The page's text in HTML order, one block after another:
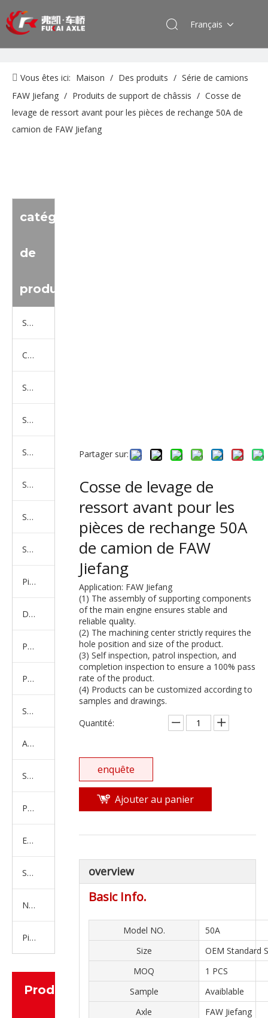
Français
Vous êtes ici: Maison / Des produits / Série de camions
FAW Jiefang / Produits de support de châssis / Cosse de
levage de ressort avant pour les pièces de rechange 50A de
camion de FAW Jiefang
catégorie
de
produit
Série de camions Sinotruk
Camion Shacman Série
Série de camions SAIC-lveco Hongyan
Série de camions Foton Auman
Série de camions FAW Jiefang
Série de camions Dongfeng
Série de camions North Benz Beiben
Série de camions américains, européens et japonais
Pièces de rechange de machines d'ingénierie de camion minier
D'autres séries de camions
Produits d'essieux
Produits de support de châssis
Série de suspension équilibrée
Amortisseur Série
Système de direction
Produits en caoutchouc
Embrayage Série
Série de bras de réglage
Nouvelles pièces de camion d'énergie
Pièces de moteur
Produits
Partager sur:
Cosse de levage de
ressort avant pour les
pièces de rechange 50A
de camion de FAW
Jiefang
Application: FAW Jiefang
(1) The assembly of supporting components
of the main engine ensures stable and
reliable quality.
(2) The machining center strictly requires the
hole position and size of the product.
(3) Self inspection, patrol inspection, and
completion inspection to ensure a 100% pass
rate of the product.
(4) Products can be customized according to
samples and drawings.
Quantité:
enquête
Ajouter au panier
overview
Basic Info.
Model NO.
50A
Size
OEM Standard
MOQ
1 PCS
Sample
Avaiblable
Axle
FAW Jiefang